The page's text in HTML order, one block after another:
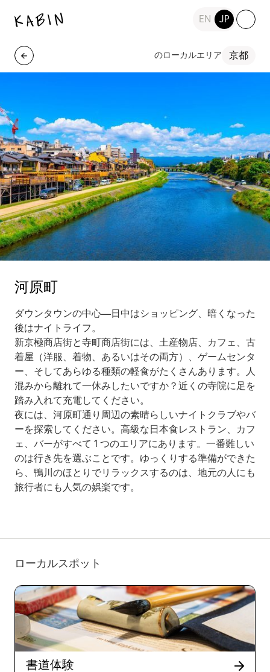
EN JP
のローカルエリア 京都
河原町
ダウンタウンの中心—日中はショッピング、暗くなった
後はナイトライフ。
新京極商店街と寺町商店街には、土産物店、カフェ、古
着屋（洋服、着物、あるいはその両方）、ゲームセンタ
ー、そしてあらゆる種類の軽食がたくさんあります。人
混みから離れて一休みしたいですか？近くの寺院に足を
踏み入れて充電してください。
夜には、河原町通り周辺の素晴らしいナイトクラブやバ
ーを探索してください。高級な日本食レストラン、カフ
ェ、バーがすべて 1 つのエリアにあります。一番難しい
のは行き先を選ぶことです。ゆっくりする準備ができた
ら、鴨川のほとりでリラックスするのは、地元の人にも
旅行者にも人気の娯楽です。
ローカルスポット
書道体験